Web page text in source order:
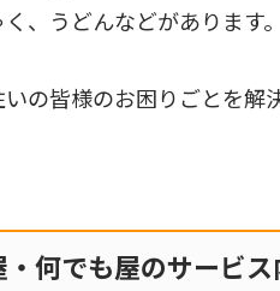
、うどんなどがあります
の皆様のお困りごとを解
・何でも屋のサービ